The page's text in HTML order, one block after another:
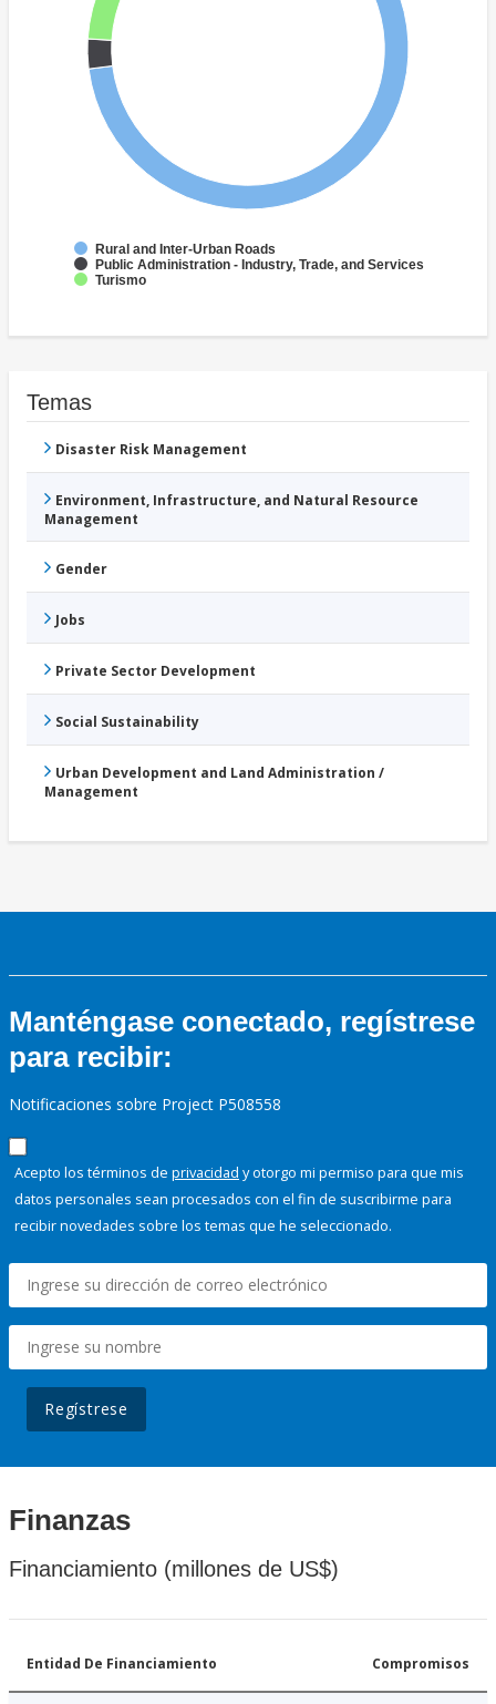
Rural and Inter-Urban Roads
Public Administration - Industry, Trade, and Services
Turismo
Temas
Disaster Risk Management
Environment, Infrastructure, and Natural Resource
Management
Gender
Jobs
Private Sector Development
Social Sustainability
Urban Development and Land Administration /
Management
Manténgase conectado, regístrese
para recibir:
Notificaciones sobre Project P508558
Acepto los términos de privacidad y otorgo mi permiso para que mis
datos personales sean procesados con el fin de suscribirme para
recibir novedades sobre los temas que he seleccionado.
Regístrese
Finanzas
Financiamiento (millones de US$)
Entidad De Financiamiento Compromisos